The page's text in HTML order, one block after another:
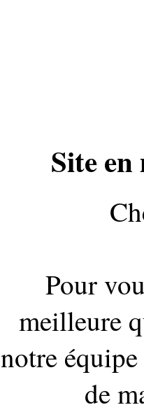
Site
Pour
meilleure
notre
de